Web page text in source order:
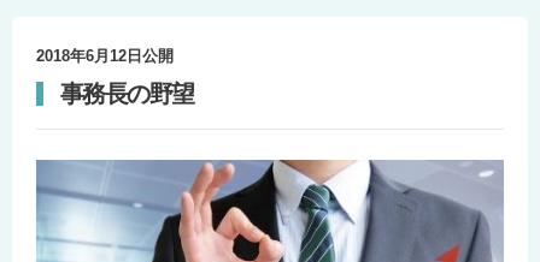
2018年6月12日 公開
事務長の野望